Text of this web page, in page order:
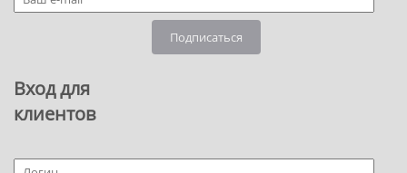
Подписаться
Вход для
клиентов